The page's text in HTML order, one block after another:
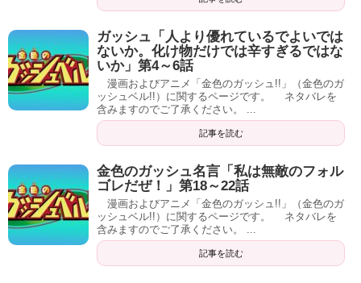
ガッシュ「人より優れているでよいでは
ないか。化け物だけでは辛すぎるではな
いか」第4～6話
漫画およびアニメ「金色のガッシュ!!」（金色のガ
ッシュベル!!）に関するページです。 ネタバレを
含みますのでご了承ください。 ...
記事を読む
金色のガッシュ名言「私は無敵のフォル
ゴレだぜ！」第18～22話
漫画およびアニメ「金色のガッシュ!!」（金色のガ
ッシュベル!!）に関するページです。 ネタバレを
含みますのでご了承ください。 ...
記事を読む